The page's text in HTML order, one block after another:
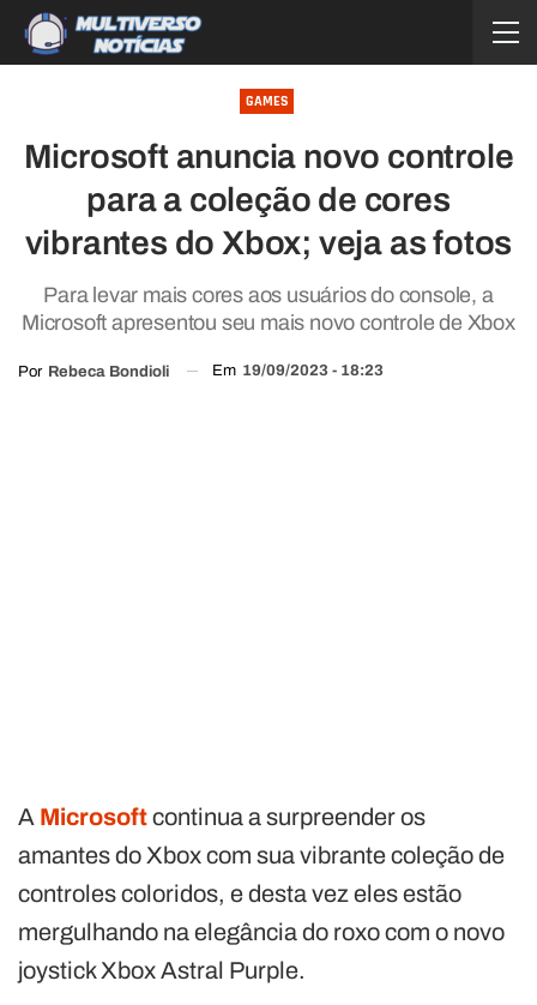
GAMES
Microsoft anuncia novo controle
para a coleção de cores
vibrantes do Xbox; veja as fotos
Para levar mais cores aos usuários do console, a
Microsoft apresentou seu mais novo controle de Xbox
Por Rebeca Bondioli Em 19/09/2023 - 18:23
A Microsoftcontinua a surpreender os
amantes do Xbox com sua vibrante coleção de
controles coloridos, e desta vez eles estão
mergulhando na elegância do roxo com o novo
joystick Xbox Astral Purple.